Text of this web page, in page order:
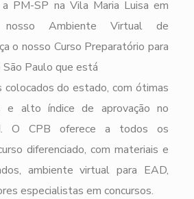
PM-SP na Vila Maria Luisa em
Ambiente Virtual de
o nosso Curso Preparatório para
Paulo que está
do estado, com ótimas
e alto índice de aprovação no
O CPB oferece a todos os
diferenciado, com materiais e
ambiente virtual para EAD,
especialistas em concursos.